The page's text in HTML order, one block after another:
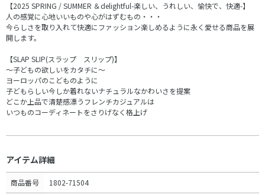
【2025 SPRING / SUMMER ＆delightful-楽しい、うれしい、愉快で、快適-】
人の感覚に心地いいものや心がはずむもの・・・
今らしさを取り入れて快適にファッション楽しめるように永く愛せる商品を展
開します。
【SLAP SLIP(スラップ スリップ)】
～子どもの欲しいをカタチに～
ヨーロッパのこどものように
子どもらしい今しか着れないナチュラルなかわいさを提案
どこか上品で清楚感漂うフレンチカジュアルは
いつものコーディネートをさりげなく格上げ
アイテム詳細
商品番号 1802-71504